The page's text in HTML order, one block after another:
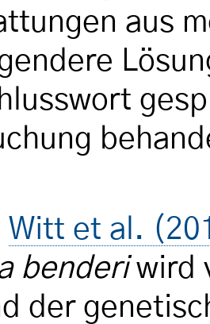
aus
Witt et al.
benderiwird
der